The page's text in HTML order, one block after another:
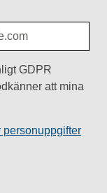
GDPR
att mina
personuppgifter